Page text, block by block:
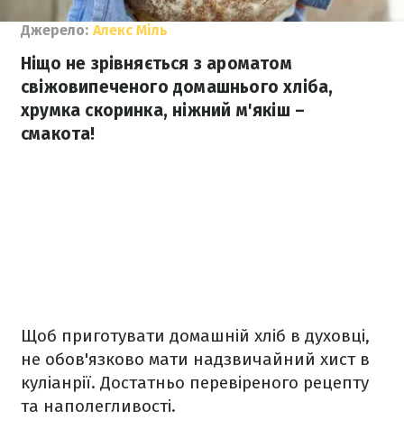
Джерело: Алекс Міль
Ніщо не зрівняється з ароматом
свіжовипеченого домашнього хліба,
хрумка скоринка, ніжний м'якіш –
смакота!
Щоб приготувати домашній хліб в духовці,
не обов'язково мати надзвичайний хист в
куліанрії. Достатньо перевіреного рецепту
та наполегливості.